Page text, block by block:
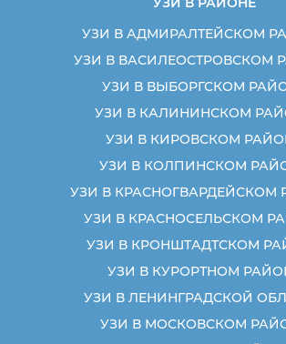
УЗИ В АДМИРАЛТЕЙСКОМ
УЗИ В ВАСИЛЕОСТРОВСКОМ
УЗИ В ВЫБОРГСКОМ
УЗИ В КАЛИНИНСКОМ
УЗИ В КИРОВСКОМ
УЗИ В КОЛПИНСКОМ
УЗИ В КРАСНОГВАРДЕЙСКОМ
УЗИ В КРАСНОСЕЛЬСКОМ
УЗИ В КРОНШТАДТСКОМ
УЗИ В КУРОРТНОМ
УЗИ В ЛЕНИНГРАДСКОЙ
УЗИ В МОСКОВСКОМ